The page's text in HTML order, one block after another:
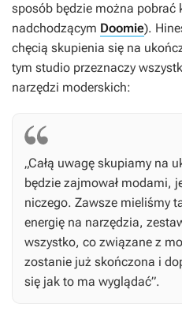
sposób będzie można pobrać
nadchodzącym Doomie).
chęcią skupienia się na
tym studio przeznaczy
narzędzi moderskich:
„Całą uwagę skupiamy na
będzie zajmował modami,
niczego. Zawsze mieliśmy
energię na narzędzia,
wszystko, co związane z
zostanie już skończona i
się jak to ma wyglądać”.